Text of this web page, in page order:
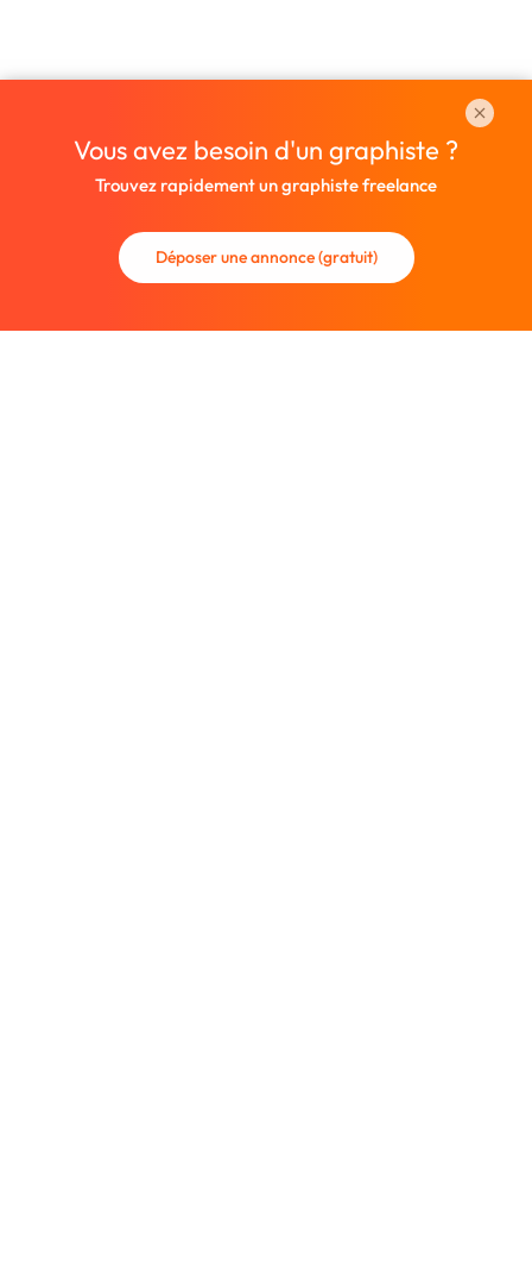
Vous avez besoin d'un graphiste ?
Trouvez rapidement un graphiste freelance
Déposer une annonce (gratuit)